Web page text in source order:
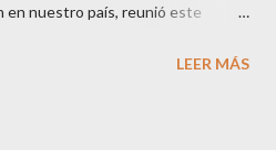
en nuestro país, reunió este
lo largo de su vida profesional han
LEER MÁS